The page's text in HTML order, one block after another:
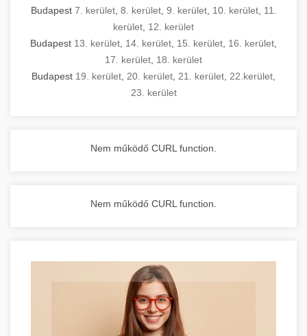
Budapest 7. kerület, 8. kerület, 9. kerület, 10. kerület, 11.
kerület 12. kerület
Budapest 13. kerület 14. kerület 15. kerület 16. kerület
17. kerület 18. kerület
Budapest 19. kerület 20. kerület 21. kerület 22.kerület
23. kerület
Nem működő CURL function.
Nem működő CURL function.